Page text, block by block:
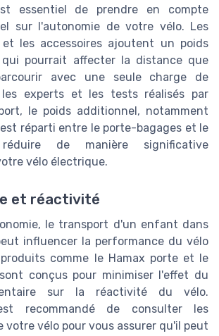
essentiel de prendre en compte
sur l'autonomie de votre vélo. Les
les accessoires ajoutent un poids
qui pourrait affecter la distance que
avec une seule charge de
les experts et les tests réalisés par
le poids additionnel, notamment
réparti entre le porte-bagages et le
de manière significative
vélo électrique.
et réactivité
le transport d'un enfant dans
influencer la performance du vélo
comme le Hamax porte et le
conçus pour minimiser l'effet du
sur la réactivité du vélo.
recommandé de consulter les
votre vélo pour vous assurer qu'il peut